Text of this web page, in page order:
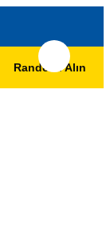
Randevu Alın